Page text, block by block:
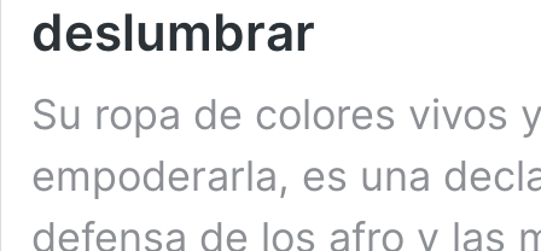
deslumbrar
Su ropa de colores vivos
empoderarla, es una
defensa de los afro y las